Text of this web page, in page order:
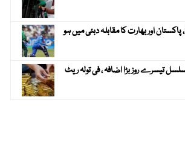
ویمنز ایشیا کپ 2026، پاکستان اور بھارت کا مقابلہ دبئی میں ہو
تیسرے روز بڑا اضافہ ، فی تولہ ریٹ